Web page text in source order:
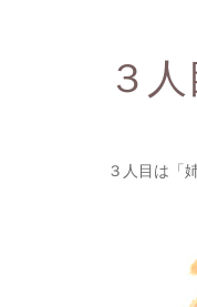
３
３人目は「